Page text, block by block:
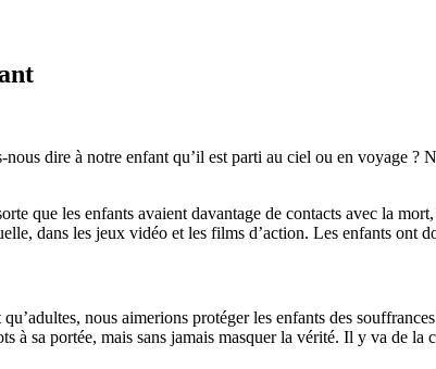
dire à notre enfant qu’il est parti au ciel ou en voyage
que les enfants avaient davantage de contacts avec la
dans les jeux vidéo et les films d’action. Les enfants ont
nous aimerions protéger les enfants des
à sa portée, mais sans jamais masquer la vérité. Il y va de la